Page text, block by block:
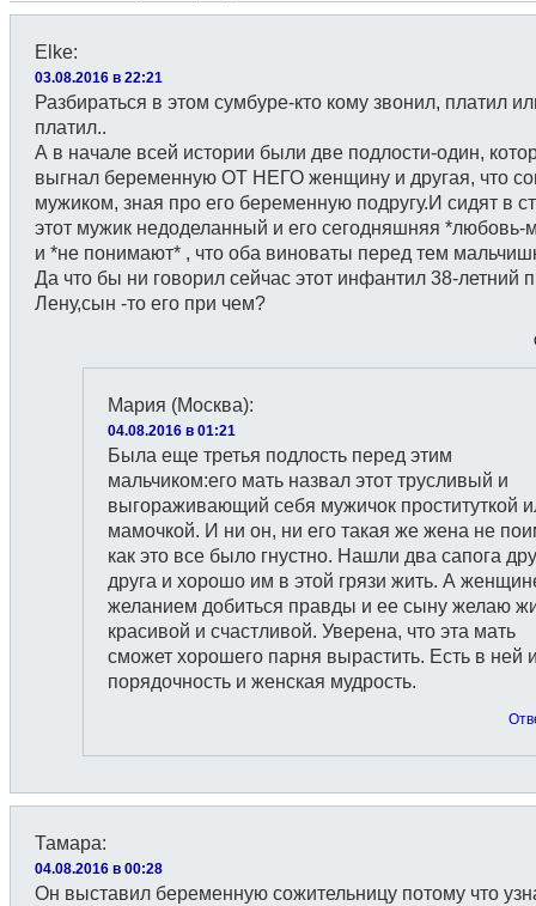
Elke:
03.08.2016 в 22:21
Разбираться в этом сумбуре-кто кому звонил, платил
платил..
А в начале всей истории были две подлости-один,
выгнал беременную ОТ НЕГО женщину и другая, что
мужиком, зная про его беременную подругу.И сидят в
этот мужик недоделанный и его сегодняшняя *любовь-
и *не понимают* , что оба виноваты перед тем
Да что бы ни говорил сейчас этот инфантил 38-летний
Лену,сын -то его при чем?
Мария (Москва):
04.08.2016 в 01:21
Была еще третья подлость перед этим
мальчиком:его мать назвал этот трусливый и
выгораживающий себя мужичок проституткой
мамочкой. И ни он, ни его такая же жена не
как это все было гнустно. Нашли два сапога
друга и хорошо им в этой грязи жить. А
желанием добиться правды и ее сыну желаю
красивой и счастливой. Уверена, что эта мать
сможет хорошего парня вырастить. Есть в ней
порядочность и женская мудрость.
Тамара:
04.08.2016 в 00:28
Он выставил беременную сожительницу потому что